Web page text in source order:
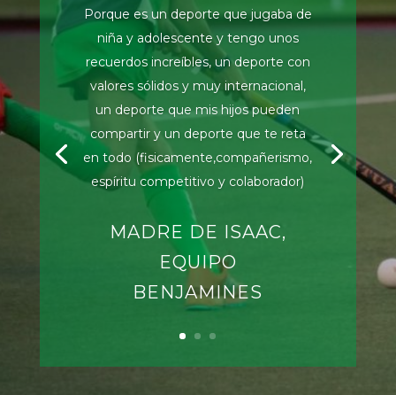
Porque es un deporte que jugaba de
niña y adolescente y tengo unos
recuerdos increíbles, un deporte con
valores sólidos y muy internacional,
un deporte que mis hijos pueden
compartir y un deporte que te reta
en todo (fisicamente,compañerismo,
espíritu competitivo y colaborador)
MADRE DE ISAAC,
EQUIPO
BENJAMINES